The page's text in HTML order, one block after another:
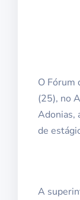
O Fórum
(25), no
Adonias,
de
A